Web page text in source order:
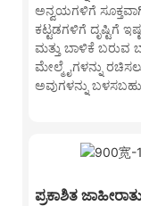
ಅನ್ವಯಗಳಿಗೆ
ಕಟ್ಟಡಗಳಿಗೆ ದೃಷ್ಟಿಗೆ
ಮತ್ತು ಬಾಳಿಕೆ ಬರುವ
ಮೇಲ್ಮೈಗಳನ್ನು
ಅವುಗಳನ್ನು
ಪ್ರಕಾಶಿತ